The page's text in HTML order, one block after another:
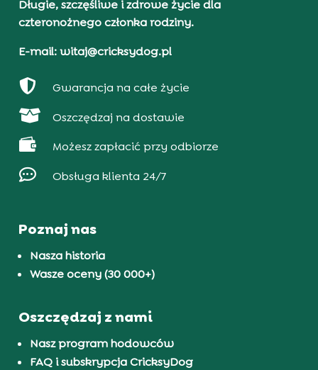
Długie, szczęśliwe i zdrowe życie dla
czteronożnego członka rodziny.
E-mail: witaj@cricksydog.pl
 Gwarancja na całe życie
 Oszczędzaj na dostawie
 Możesz zapłacić przy odbiorze
 Obsługa klienta 24/7
Poznaj nas
Nasza historia
Wasze oceny (30 000+)
Oszczędzaj z nami
Nasz program hodowców
FAQ i subskrypcja CricksyDog